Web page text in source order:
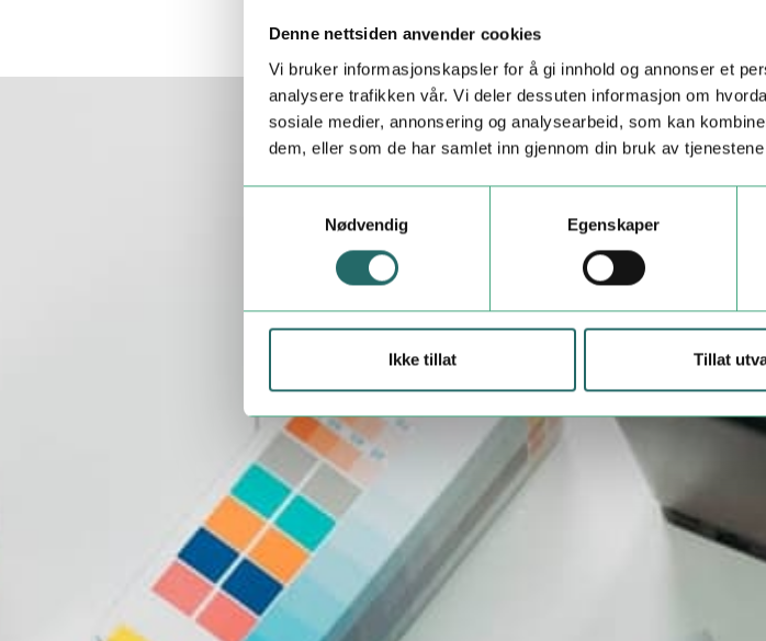
Denne nettsiden anvender cookies
Vi bruker informasjonskapsler for å gi innhold og annonser et
analysere trafikken vår. Vi deler dessuten informasjon om
sosiale medier, annonsering og analysearbeid, som kan
dem, eller som de har samlet inn gjennom din bruk av
Nødvendig
Egenskaper
Ikke tillat Tillat